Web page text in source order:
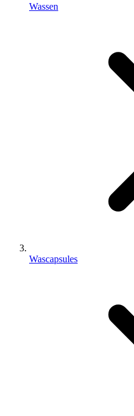
Wassen
Wascapsules